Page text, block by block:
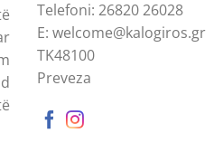
Telefoni: 26820 26028
E: welcome@kalogiros.gr
TK48100
Preveza